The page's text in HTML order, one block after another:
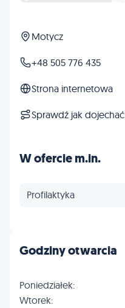
Motycz
+48 505 776 435
Strona internetowa
Sprawdź jak dojechać
W ofercie m.in.
Profilaktyka
Godziny otwarcia
Poniedziałek:
Wtorek: